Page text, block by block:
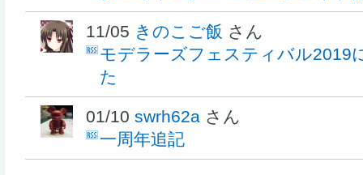
11/05 きのこご飯 さん
モデラーズフェスティバル2019
た
01/10 swrh62a さん
一周年追記